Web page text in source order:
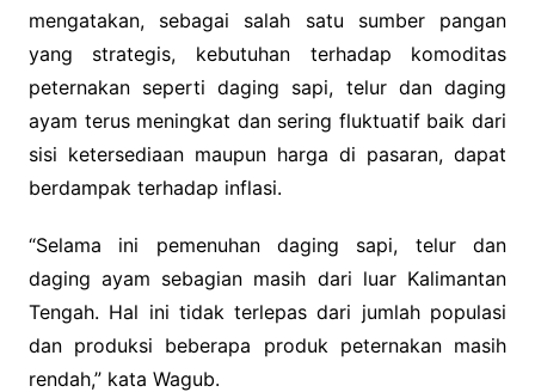
mengatakan, sebagai salah satu sumber pangan
yang strategis, kebutuhan terhadap komoditas
peternakan seperti daging sapi, telur dan daging
ayam terus meningkat dan sering fluktuatif baik dari
sisi ketersediaan maupun harga di pasaran, dapat
berdampak terhadap inflasi.
“Selama ini pemenuhan daging sapi, telur dan
daging ayam sebagian masih dari luar Kalimantan
Tengah. Hal ini tidak terlepas dari jumlah populasi
dan produksi beberapa produk peternakan masih
rendah,” kata Wagub.